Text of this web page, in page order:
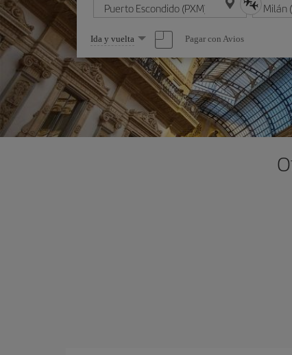
Seleccione
una
opción
Ida y vuelta Pagar con Avios